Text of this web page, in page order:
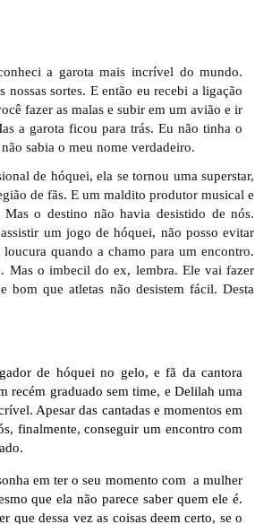
a garota mais incrível do mundo.
nossas sortes. E então eu recebi a ligação
fazer as malas e subir em um avião e ir
a garota ficou para trás. Eu não tinha o
sabia o meu nome verdadeiro.
de hóquei, ela se tornou uma superstar,
de fãs. E um maldito produtor musical e
Mas o destino não havia desistido de nós.
um jogo de hóquei, não posso evitar
quando a chamo para um encontro.
Mas o imbecil do ex, lembra. Ele vai fazer
bom que atletas não desistem fácil. Desta
de hóquei no gelo, e fã da cantora
recém graduado sem time, e Delilah uma
Apesar das cantadas e momentos em
finalmente, conseguir um encontro com
em ter o seu momento com a mulher
que ela não parece saber quem ele é.
que dessa vez as coisas deem certo, se o